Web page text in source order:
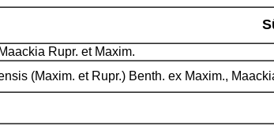
Rupr. et Maxim.
(Maxim. et Rupr.) Benth. ex Maxim.,